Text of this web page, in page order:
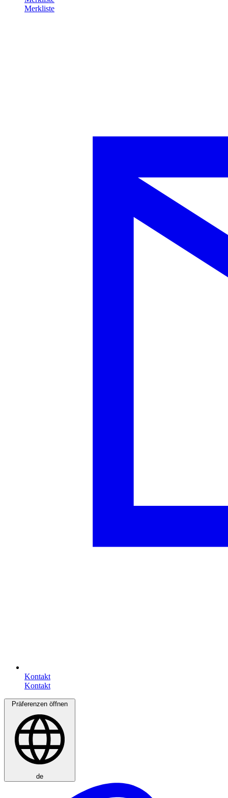
Kontakt
Präferenzen öffnen
de